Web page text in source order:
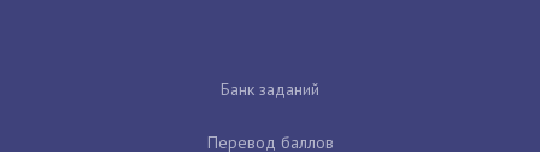
Банк заданий
Перевод баллов